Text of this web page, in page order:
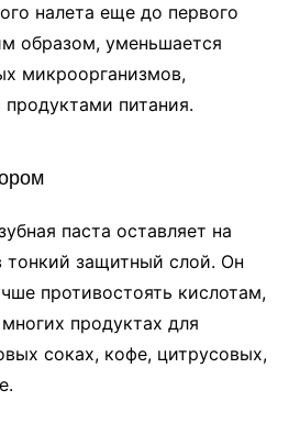
налета еще до первого
образом, уменьшается
микроорганизмов,
питания.
паста оставляет на
тонкий защитный слой. Он
противостоять кислотам,
продуктах для
соках, кофе, цитрусовых,